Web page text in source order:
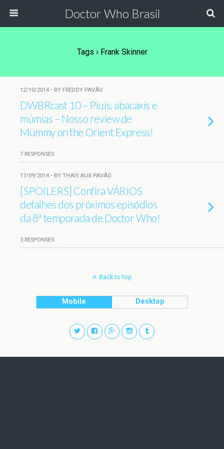
Doctor Who Brasil
Tags › Frank Skinner
12/10/2014 • BY FREDDY PAVÃO
DWBRcast 10 – Piuís, abacaxis e
múmias – Nosso review de
Mummy on the Orient Express!
7 RESPONSES
17/09/2014 • BY THAIS AUX PAVÃO
[SPOILERS] Confira VÁRIOS
detalhes dos próximos episódios
da 8ª temporada de Doctor Who!
3 RESPONSES
Back to top
Mobile Desktop